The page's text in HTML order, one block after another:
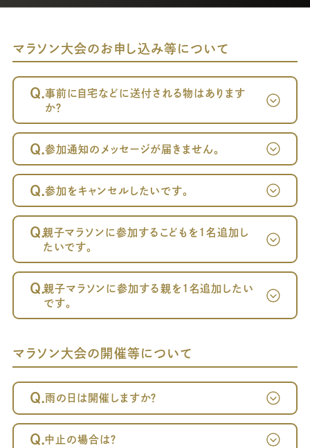
マラソン大会のお申し込み等について
Q.事前に自宅などに送付される物はあります
か？
Q.参加通知のメッセージが届きません。
が届かない方へ～
Q.参加をキャンセルしたいです。
Q.親子マラソンに参加するこどもを1名追加し
たいです。
Q.親子マラソンに参加する親を1名追加したい
です。
マラソン大会の開催等について
Q.雨の日は開催しますか？
Q.中止の場合は？